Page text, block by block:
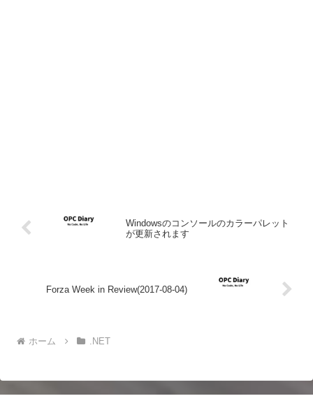
Windowsのコンソールのカラーパレット
が更新されます
Forza Week in Review(2017-08-04)
ホーム .NET